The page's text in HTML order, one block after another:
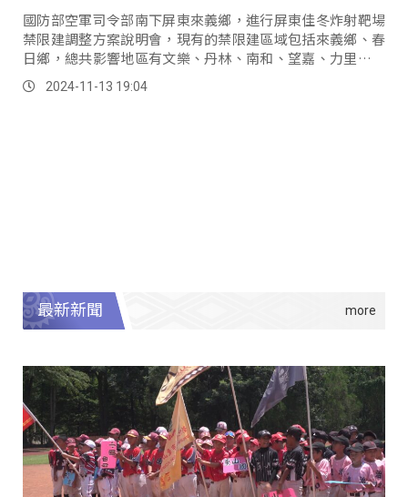
國防部空軍司令部南下屏東來義鄉，進行屏東佳冬炸射靶場
禁限建調整方案說明會，現有的禁限建區域包括來義鄉、春
日鄉，總共影響地區有文樂、丹林、南和、望嘉、力里、歸
崇6個部落，以及馬路法瑞段、補地滋段、歸崇一小段3處土
地，而且限建高度只有海拔40公尺，範圍內的部落族人要申
2024-11-13 19:04
最新新聞